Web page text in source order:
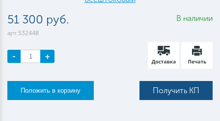
51 300 руб.
арт.532448
В наличии
- +
Получить КП